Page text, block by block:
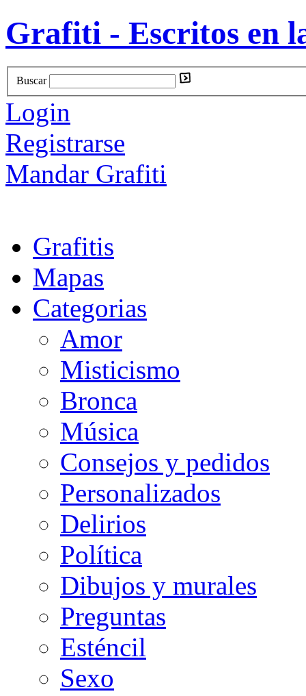
Grafiti - Escritos en
Buscar
Login
Registrarse
Mandar Grafiti
Grafitis
Mapas
Categorias
Amor
Misticismo
Bronca
Música
Consejos y pedidos
Personalizados
Delirios
Política
Dibujos y murales
Preguntas
Esténcil
Sexo